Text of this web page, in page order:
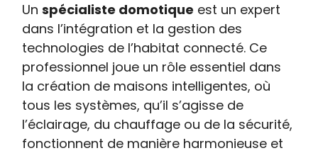
Unspécialiste domotique est un expert
dans l’intégration et la gestion des
technologies de l’habitat connecté. Ce
professionnel joue un rôle essentiel dans
la création de maisons intelligentes, où
tous les systèmes, qu’il s’agisse de
l’éclairage, du chauffage ou de la sécurité,
fonctionnent de manière harmonieuse et